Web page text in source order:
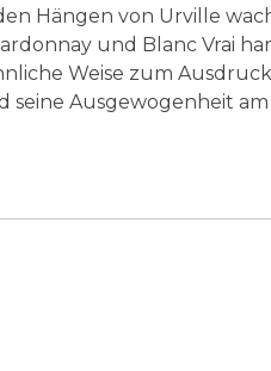
Hängen von Urville
und Blanc Vrai
Weise zum
Ausgewogenheit